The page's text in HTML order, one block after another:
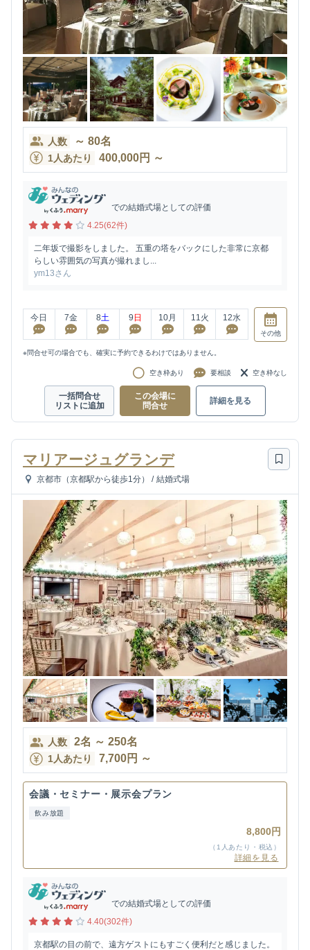
人数 ～ 80名
1人あたり 400,000円 ～
での結婚式場としての評価
4.25(62件)
二年坂で撮影をしました。 五重の塔をバックにした非常に京都
らしい雰囲気の写真が撮れまし...
ym13さん
今日 7金 8土 9 日 10月 11火 12水
その他
※問合せ可の場合でも、確実に予約できるわけではありません。
空き枠あり 要相談 空き枠なし
一括問合せ
リストに追加
この会場に
問合せ
詳細を見る
マリアージュグランデ
京都市（京都駅から徒歩1分） / 結婚式場
人数 2名 ～ 250名
1人あたり 7,700円 ～
会議・セミナー・展示会プラン
飲み放題
8,800円
（1人あたり・税込）
詳細を見る
での結婚式場としての評価
4.40(302件)
京都駅の目の前で、遠方ゲストにもすごく便利だと感じました。